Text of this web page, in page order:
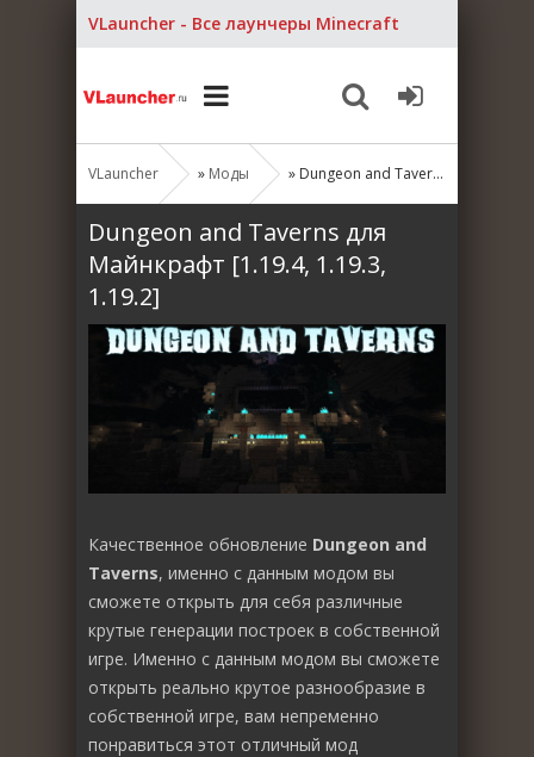
VLauncher - Все лаунчеры Minecraft
VLauncher » Моды » Dungeon and Taverns для Майнкрафт [1.19.4, 1.19.3, 1.19.2]
Dungeon and Taverns для
Майнкрафт [1.19.4, 1.19.3,
1.19.2]
Качественное обновление Dungeon and
Taverns, именно с данным модом вы
сможете открыть для себя различные
крутые генерации построек в собственной
игре. Именно с данным модом вы сможете
открыть реально крутое разнообразие в
собственной игре, вам непременно
понравиться этот отличный мод